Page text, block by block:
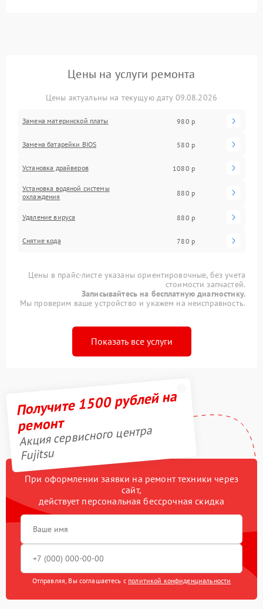
Цены на услуги ремонта
Цены актуальны на текущую дату 09.08.2026
Замена материнской платы 980 р
Замена батарейки BIOS 580 р
Установка драйверов 1080 р
Установка водяной системы
охлаждения
880 р
Удаление вируса 880 р
Снятие кода 780 р
Цены в прайс-листе указаны ориентировочные, без учета
стоимости запчастей.
Записывайтесь на бесплатную диагностику.
Мы проверим ваше устройство и укажем на неисправность.
Показать все услуги
Получите 1500 рублей на
ремонт
Акция сервисного центра
Fujitsu
При оформлении заявки на ремонт техники через
сайт,
действует персональная бессрочная скидка
Отправляя, Вы соглашаетесь с политикой конфиденциальности